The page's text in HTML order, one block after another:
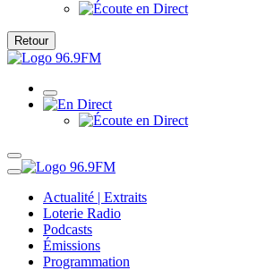
Retour
Actualité | Extraits
Loterie Radio
Podcasts
Émissions
Programmation